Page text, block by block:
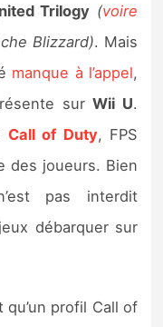
2
Trilogy (voire
Blizzard). Mais
manque à l’appel,
surWii U.
Call of Duty, FPS
des joueurs. Bien
pas interdit
débarquer sur
profil Call of